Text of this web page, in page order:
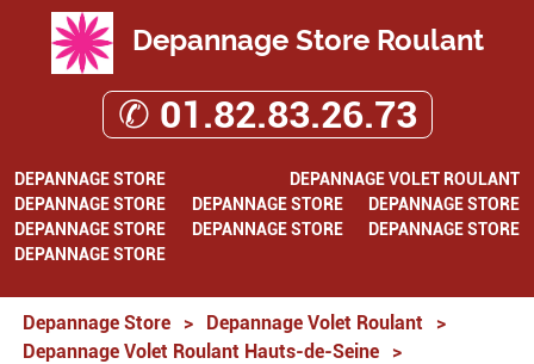
Depannage Store Roulant
✆ 01.82.83.26.73
DEPANNAGE STORE
DEPANNAGE VOLET ROULANT
DEPANNAGE STORE
DEPANNAGE STORE
DEPANNAGE STORE
DEPANNAGE STORE
DEPANNAGE STORE
DEPANNAGE STORE
DEPANNAGE STORE
Depannage Store > Depannage Volet Roulant
>
Depannage Volet Roulant Hauts-de-Seine
>